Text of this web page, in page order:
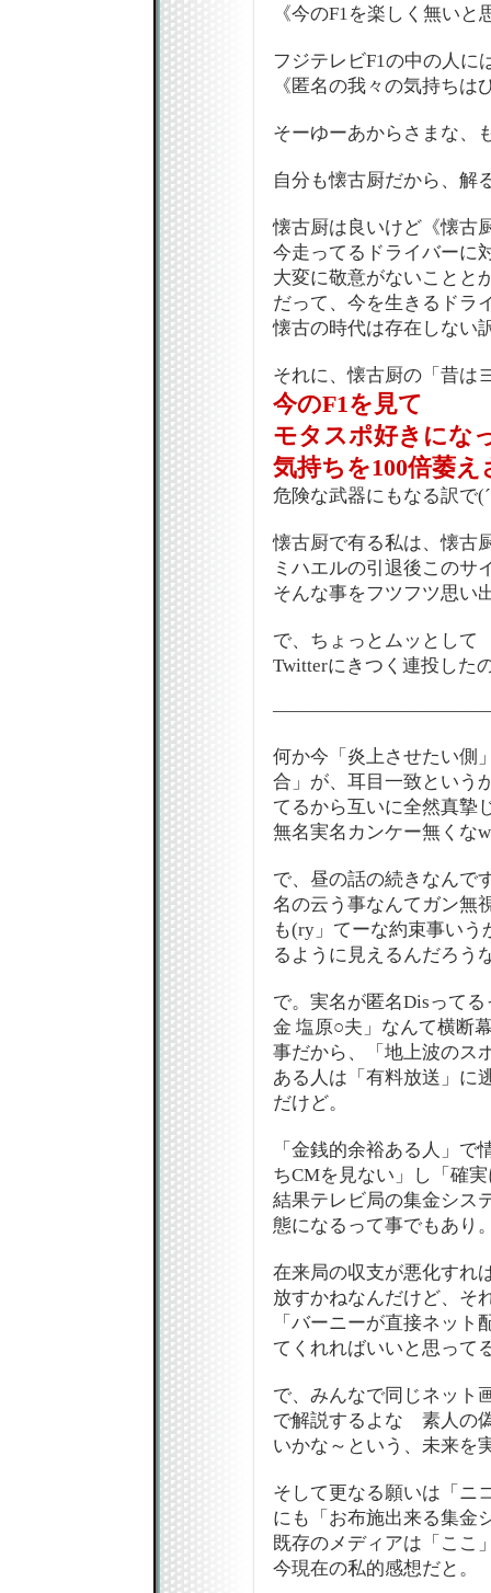
《今のF1を楽しく無いと
フジテレビF1の中の人に
《匿名の我々の気持ち
そーゆーあからさまな、
自分も懐古厨だから、解
懐古厨は良いけど《懐古
今走ってるドライバーに
大変に敬意がないことと
だって、今を生きるドラ
懐古の時代は存在しない
それに、懐古厨の「昔は
今のF1を見て
モタスポ好きにな
気持ちを100倍萎え
危険な武器にもなる訳で
懐古厨で有る私は、懐古
ミハエルの引退後このサ
そんな事をフツフツ思い
で、ちょっとムッとして
Twitterにきつく連投した
何か今「炎上させたい側
合」が、耳目一致という
てるから互いに全然真摯
無名実名カンケー無くなw
で、昼の話の続きなん
名の云う事なんてガン無
も(ry」てーな約束事い
るように見えるんだろう
で。実名が匿名Disって
金 塩原○夫」なんて横断
事だから、「地上波のス
ある人は「有料放送」に
だけど。
「金銭的余裕ある人」
ちCMを見ない」し「確
結果テレビ局の集金シス
態になるって事でもあり
在来局の収支が悪化すれ
放すかねなんだけど、そ
「バーニーが直接ネッ
てくれればいいと思って
で、みんなで同じネッ
で解説するよな 素人の
いかな～という、未来を
そして更なる願いは「ニ
にも「お布施出来る集金
既存のメディアは「ここ
今現在の私的感想だと。